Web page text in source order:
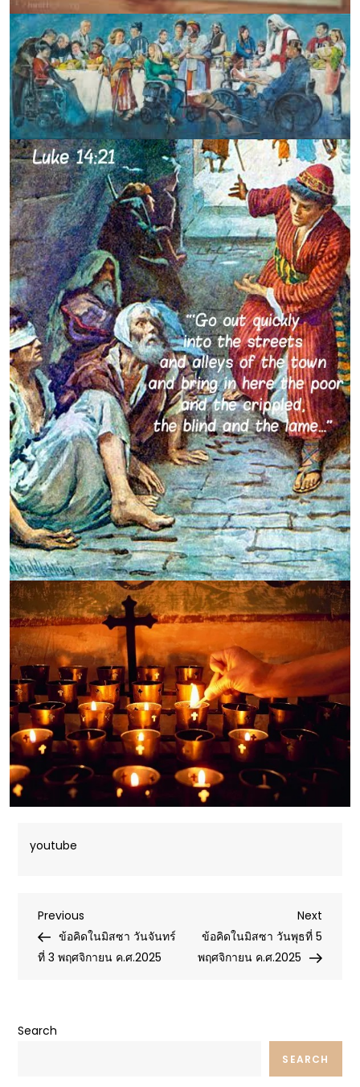
youtube
Post
navigation
Previous
Post
Previous
ข้อคิดในมิสซา วันจันทร์
ที่ 3 พฤศจิกายน ค.ศ.2025
Next
Post
Next
ข้อคิดในมิสซา วันพุธที่ 5
พฤศจิกายน ค.ศ.2025
Search
SEARCH